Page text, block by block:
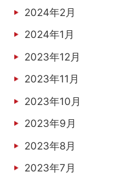
2024年2月
2024年1月
2023年12月
2023年11月
2023年10月
2023年9月
2023年8月
2023年7月